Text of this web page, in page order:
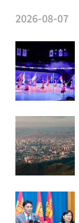
2026-08-07